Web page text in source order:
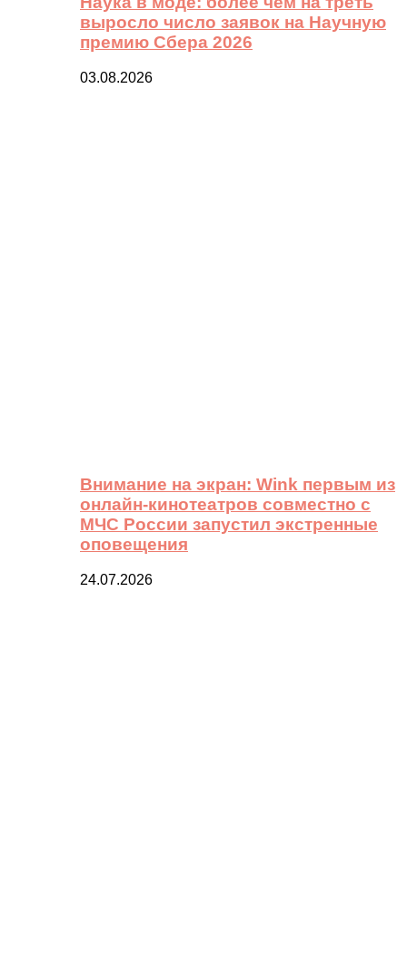
выросло число заявок на Научную
премию Сбера 2026
03.08.2026
Внимание на экран: Wink первым из
онлайн-кинотеатров совместно с
МЧС России запустил экстренные
оповещения
24.07.2026